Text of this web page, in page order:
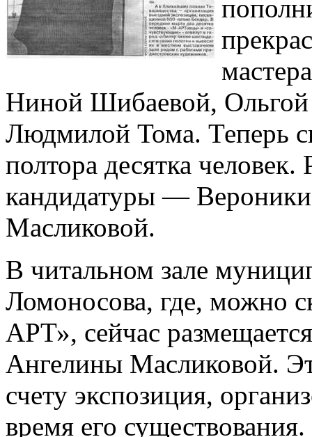
Ниной Шибаевой, Ольгой
Людмилой Тома. Теперь
полтора десятка
кандидатуры —
Масликовой.
В читальном зале
Ломоносова, где, можно
АРТ», сейчас
Ангелины Масликовой.
счету экспозиция,
время его